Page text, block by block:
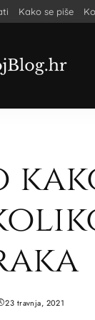
Kako se piše
23 travnja, 2021